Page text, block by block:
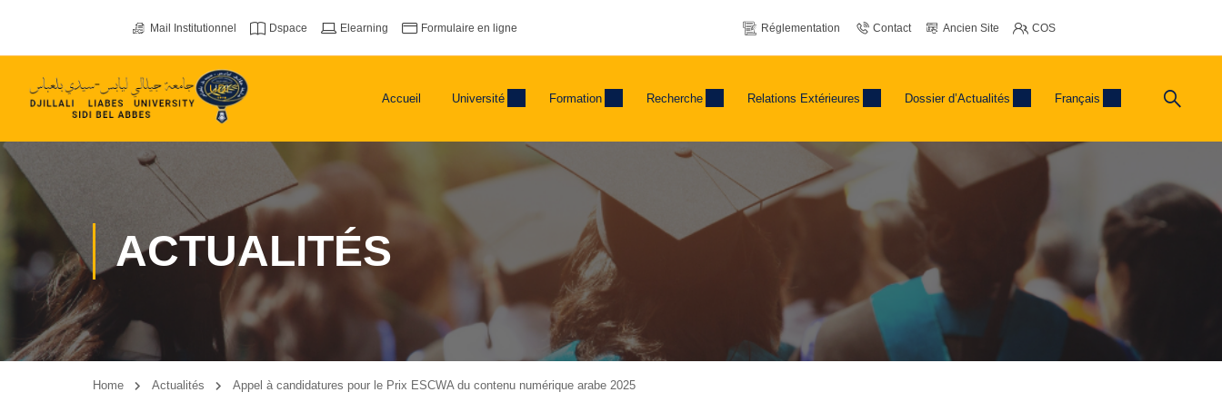
Mail Institutionnel Dspace Elearning Formulaire en ligne Réglementation Contact Ancien Site COS
Accueil Université Formation Recherche Relations Extérieures Dossier d’Actualités Français
ACTUALITÉS
Home Actualités Appel à candidatures pour le Prix ESCWA du contenu numérique arabe 2025